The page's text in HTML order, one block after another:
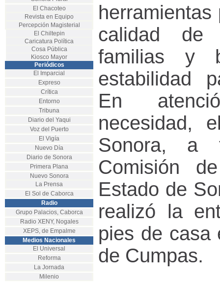
El Chacoteo
Revista en Equipo
Percepción Magisterial
El Chiltepin
Caricatura Política
Cosa Pública
Kiosco Mayor
Periódicos
El Imparcial
Expreso
Crítica
Entorno
Tribuna
Diario del Yaqui
Voz del Puerto
El Vigía
Nuevo Día
Diario de Sonora
Primera Plana
Nuevo Sonora
La Prensa
El Sol de Caborca
Radio
Grupo Palacios, Caborca
Radio XENY, Nogales
XEPS, de Empalme
Medios Nacionales
El Universal
Reforma
La Jornada
Milenio
herramientas
calidad
familias y
estabilidad
En
necesidad,
Sonora, a
Comisión
Estado de
realizó la
pies de casa
de Cumpas.